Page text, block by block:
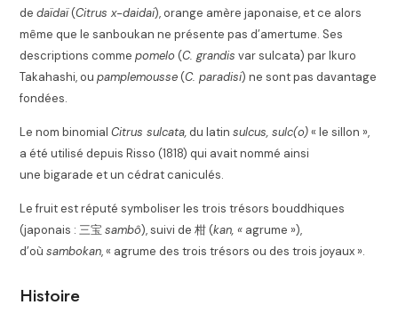
dedaïdaï(Citrus x-daidai), orange amère japonaise, et ce alors
même que le sanboukan ne présente pas d’amertume. Ses
descriptions commepomelo (C. grandis var sulcata) par Ikuro
Takahashi, oupamplemousse(C. paradisi) ne sont pas davantage
fondées.
Le nom binomialCitrus sulcata,du latinsulcus, sulc(o)« le sillon »,
a été utilisé depuis Risso (1818) qui avait nommé ainsi
une bigarade et un cédrat caniculés.
Le fruit est réputé symboliser les trois trésors bouddhiques
(japonais :三宝 sambô), suivi de柑(kan, « agrume »),
d’oùsambokan, « agrume des trois trésors ou des trois joyaux ».
Histoire